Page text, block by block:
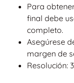
Para
final debe
completo.
Asegúrese
margen de
Resolución: